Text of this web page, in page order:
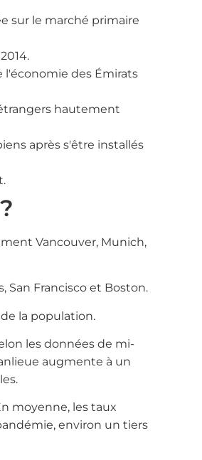
sur le marché primaire
l'économie des Émirats
hautement
après s'être installés
Vancouver, Munich,
San Francisco et Boston.
la population.
les données de mi-
augmente à un
moyenne, les taux
environ un tiers